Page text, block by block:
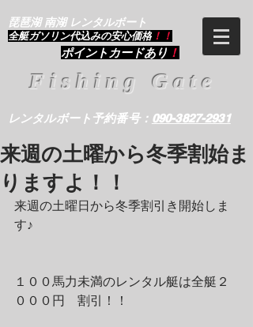
琵琶湖 南湖 レンタルボート
​全艇ガソリン代込みの安心価格 ！！
ポイントカードあり ！
Fishing Gate
レンタルボート予約番号： 090-3827-2931
来週の土曜から冬季割始ま
りますよ！！
来週の土曜日から冬季割引き開始しま
す♪
１００馬力未満のレンタル艇は全艇２
０００円　割引！！